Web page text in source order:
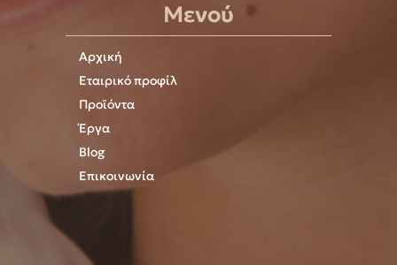
Μενού
Αρχική
Εταιρικό προφίλ
Προϊόντα
Έργα
Blog
Επικοινωνία